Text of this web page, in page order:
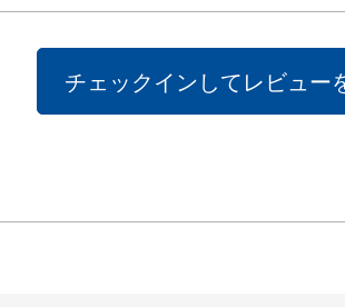
チェックインしてレビュー